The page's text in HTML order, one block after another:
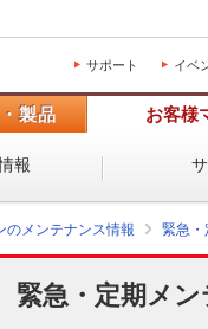
サポート イベ
製品 お客様
報
のメンテナンス情報 緊急・
緊急・定期メ